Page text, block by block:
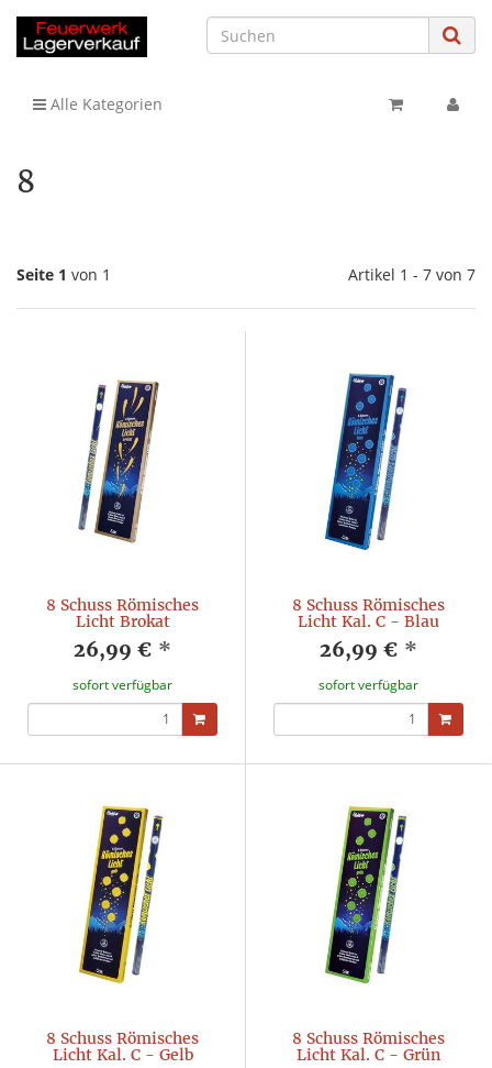
Alle Kategorien
8
Seite 1 von 1 Artikel 1 - 7 von 7
8 Schuss Römisches
Licht Brokat
26,99 € *
sofort verfügbar
8 Schuss Römisches
Licht Kal. C - Blau
26,99 € *
sofort verfügbar
8 Schuss Römisches
Licht Kal. C - Gelb
8 Schuss Römisches
Licht Kal. C - Grün